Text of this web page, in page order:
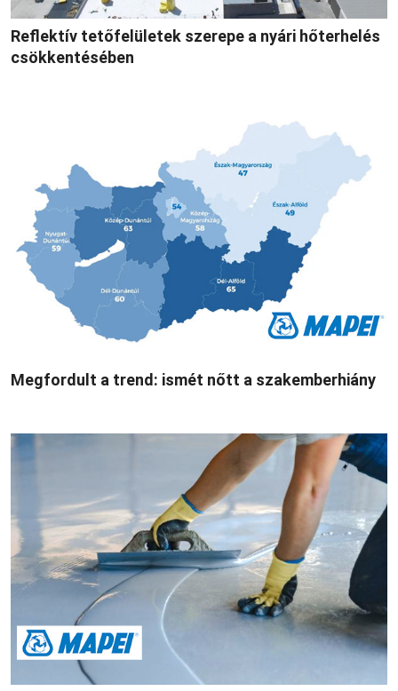
Reflektív tetőfelületek szerepe a nyári hőterhelés
csökkentésében
Megfordult a trend: ismét nőtt a szakemberhiány